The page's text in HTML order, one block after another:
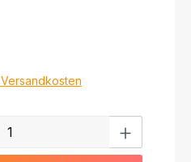
den gewünschten Wert ein